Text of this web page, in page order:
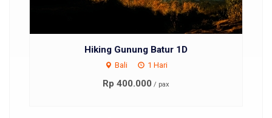
Hiking Gunung Batur 1D
Bali 1 Hari
Rp 400.000 / pax